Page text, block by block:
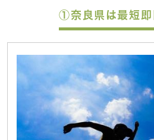
①奈良県は最短即